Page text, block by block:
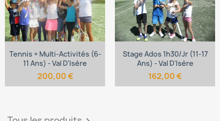
Tennis + Multi-Activités (6-
11 Ans) - Val D'Isère
200,00 €
Stage Ados 1h30/jr (11-17
Ans) - Val D'Isère
162,00 €